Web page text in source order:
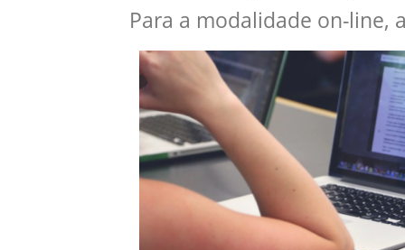
Para a modalidade on-line,